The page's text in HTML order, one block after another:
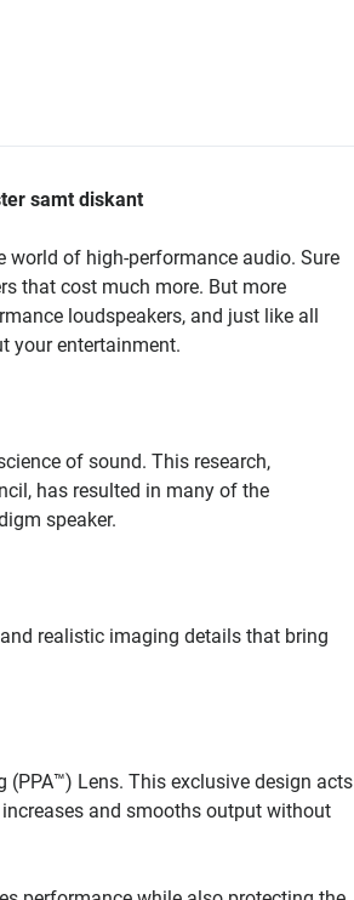
samt diskant
of high-performance audio. Sure
that cost much more. But more
loudspeakers, and just like all
your entertainment.
of sound. This research,
has resulted in many of the
speaker.
realistic imaging details that bring
(PPA™) Lens. This exclusive design acts
and smooths output without